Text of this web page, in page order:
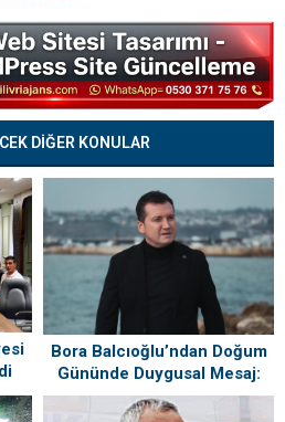
eylemi
DİĞER KONULAR
Bora Balcıoğlu’ndan Doğum
Gününde Duygusal Mesaj:
“Silivri’mi Çok Özlüyorum”